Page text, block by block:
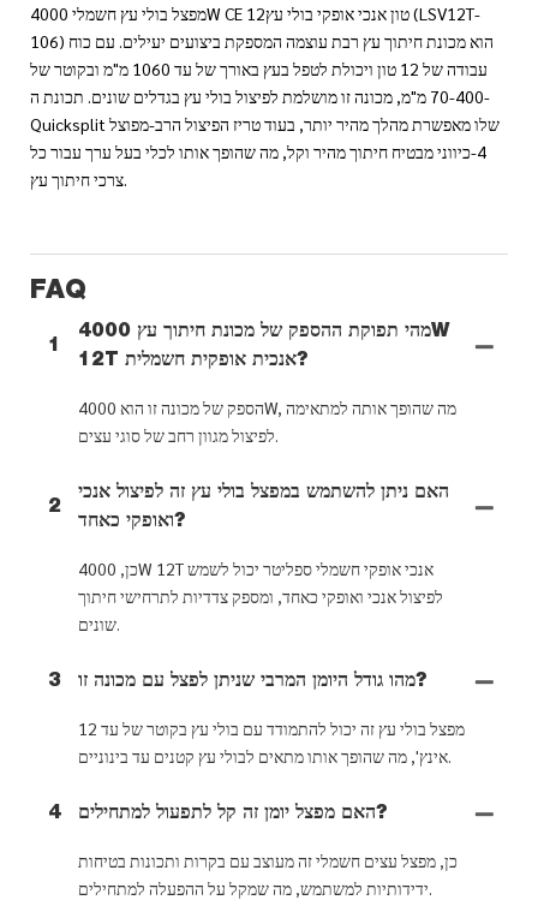
מפצל בולי עץ חשמלי 4000W CE 12טון אנכי אופקי בולי עץ (LSV12T-
106) הוא מכונת חיתוך עץ רבת עוצמה המספקת ביצועים יעילים. עם כוח
עבודה של 12 טון ויכולת לטפל בעץ באורך של עד 1060 מ"מ ובקוטר של
70-400 מ"מ, מכונה זו מושלמת לפיצול בולי עץ בגדלים שונים. תכונת ה-
Quicksplit שלו מאפשרת מהלך מהיר יותר, בעוד טריז הפיצול הרב-מפוצל
4-כיווני מבטיח חיתוך מהיר וקל, מה שהופך אותו לכלי בעל ערך עבור כל
צרכי חיתוך עץ.
FAQ
1
מהי תפוקת ההספק של מכונת חיתוך עץ 4000W
12T אנכית אופקית חשמלית?
הספק של מכונה זו הוא 4000W, מה שהופך אותה למתאימה
לפיצול מגוון רחב של סוגי עצים.
2
האם ניתן להשתמש במפצל בולי עץ זה לפיצול אנכי
ואופקי כאחד?
כן, 4000W 12T אנכי אופקי חשמלי ספליטר יכול לשמש
לפיצול אנכי ואופקי כאחד, ומספק צדדיות לתרחישי חיתוך
שונים.
3 מהו גודל היומן המרבי שניתן לפצל עם מכונה זו?
מפצל בולי עץ זה יכול להתמודד עם בולי עץ בקוטר של עד 12
אינץ', מה שהופך אותו מתאים לבולי עץ קטנים עד בינוניים.
4 האם מפצל יומן זה קל לתפעול למתחילים?
כן, מפצל עצים חשמלי זה מעוצב עם בקרות ותכונות בטיחות
ידידותיות למשתמש, מה שמקל על ההפעלה למתחילים.